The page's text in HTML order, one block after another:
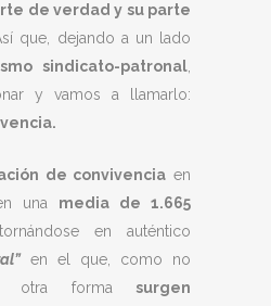
de verdad y su parte
que, dejando a un lado
sindicato-patronal
y vamos a llamarlo:
de convivencia en
una media de 1.665
en auténtico
en el que, como no
otra forma surgen